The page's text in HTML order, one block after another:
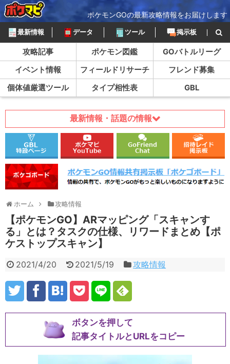
ポケモンGOの最新攻略情報をお届けします
最新情報 データ ツール 掲示板
攻略記事 ポケモン図鑑
GOバトルリーグ
イベント情報
フィールドリサーチ
フレンド募集
個体値厳選ツール
タイプ相性表 GBL
最新情報・話題の情報
ホーム 攻略情報
【ポケモンGO】ARマッピング「スキャンす
る」とは？タスクの仕様、リワードまとめ【ポ
ケストップスキャン】
2021/4/20 2021/5/19 攻略情報
ボタンを押して
記事タイトルとURLをコピー